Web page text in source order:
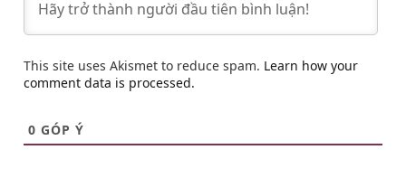
This site uses Akismet to reduce spam. Learn how your
comment data is processed.
0 GÓP Ý